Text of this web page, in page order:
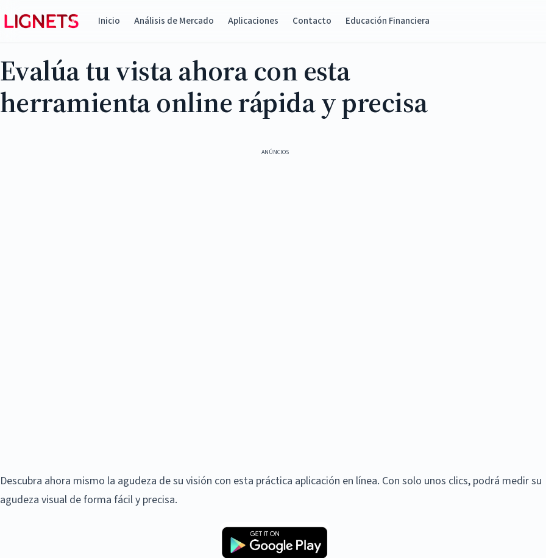
Inicio Análisis de Mercado Aplicaciones Contacto Educación Financiera
Evalúa tu vista ahora con esta
herramienta online rápida y precisa
ANÚNCIOS
Descubra ahora mismo la agudeza de su visión con esta práctica aplicación en línea. Con solo unos clics, podrá medir su
agudeza visual de forma fácil y precisa.